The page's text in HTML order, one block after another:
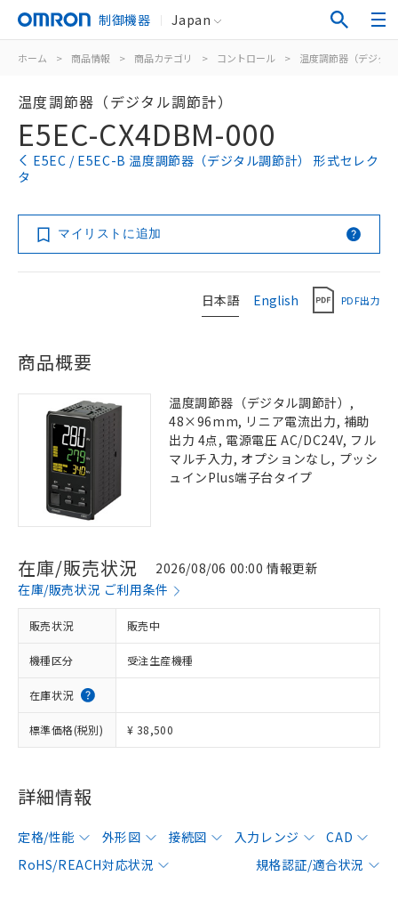
制御機器 Japan
ホーム > 商品情報 > 商品カテゴリ > コントロール > 温度調節器（デジタ
温度調節器（デジタル調節計）
E5EC-CX4DBM-000
E5EC / E5EC-B 温度調節器（デジタル調節計） 形式セレク
タ
マイリストに追加
日本語 English PDF出力
商品概要
温度調節器（デジタル調節計）,
48×96mm, リニア電流出力, 補助
出力 4点, 電源電圧 AC/DC24V, フル
マルチ入力, オプションなし, プッシ
ュインPlus端子台タイプ
在庫/販売状況
2026/08/06 00:00 情報更新
在庫/販売状況 ご利用条件
販売状況 販売中
機種区分 受注生産機種
在庫状況
標準価格(税別) ¥ 38,500
詳細情報
定格/性能 外形図 接続図 入力レンジ
CAD
RoHS/REACH対応状況
規格認証/適合状況